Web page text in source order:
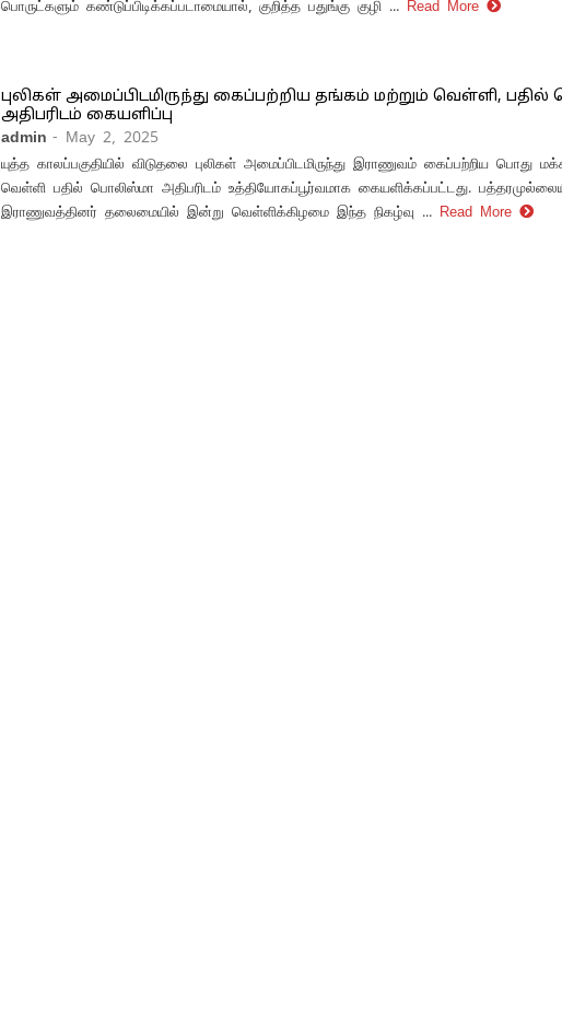
பொருட்களும் கண்டுப்பிடிக்கப்படாமையால், குறித்த பதுங்கு குழி ... Read More
புலிகள் அமைப்பிடமிருந்து கைப்பற்றிய தங்கம் மற்றும் வெள்ளி,
அதிபரிடம் கையளிப்பு
admin - May 2, 2025
யுத்த காலப்பகுதியில் விடுதலை புலிகள் அமைப்பிடமிருந்து இராணுவம் கைப்பற்றிய பொது
வெள்ளி பதில் பொலிஸ்மா அதிபரிடம் உத்தியோகப்பூர்வமாக கையளிக்கப்பட்டது.
இராணுவத்தினர் தலைமையில் இன்று வெள்ளிக்கிழமை இந்த நிகழ்வு ... Read More